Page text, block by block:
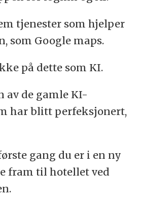
tjenester som hjelper
som Google maps.
på dette som KI.
av de gamle KI-
har blitt perfeksjonert,
gang du er i en ny
fram til hotellet ved